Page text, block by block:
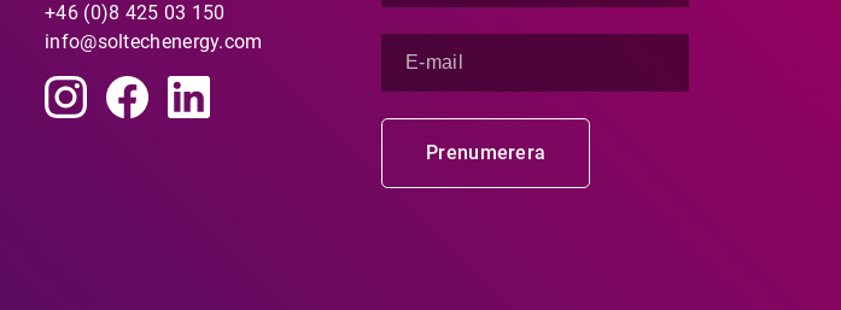
+46 (0)8 425 03 150
info@soltechenergy.com